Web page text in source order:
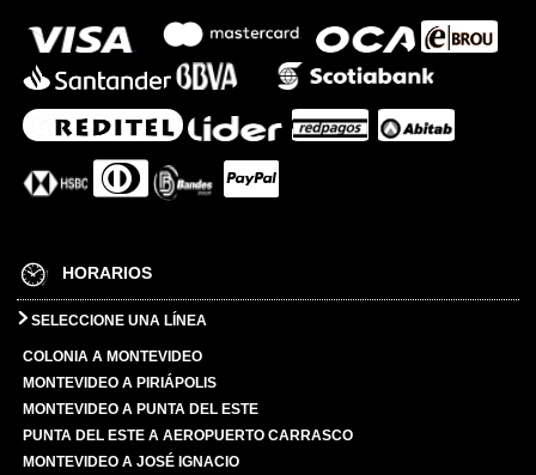
HORARIOS
SELECCIONE UNA LÍNEA
COLONIA A MONTEVIDEO
MONTEVIDEO A PIRIÁPOLIS
MONTEVIDEO A PUNTA DEL ESTE
PUNTA DEL ESTE A AEROPUERTO CARRASCO
MONTEVIDEO A JOSÉ IGNACIO